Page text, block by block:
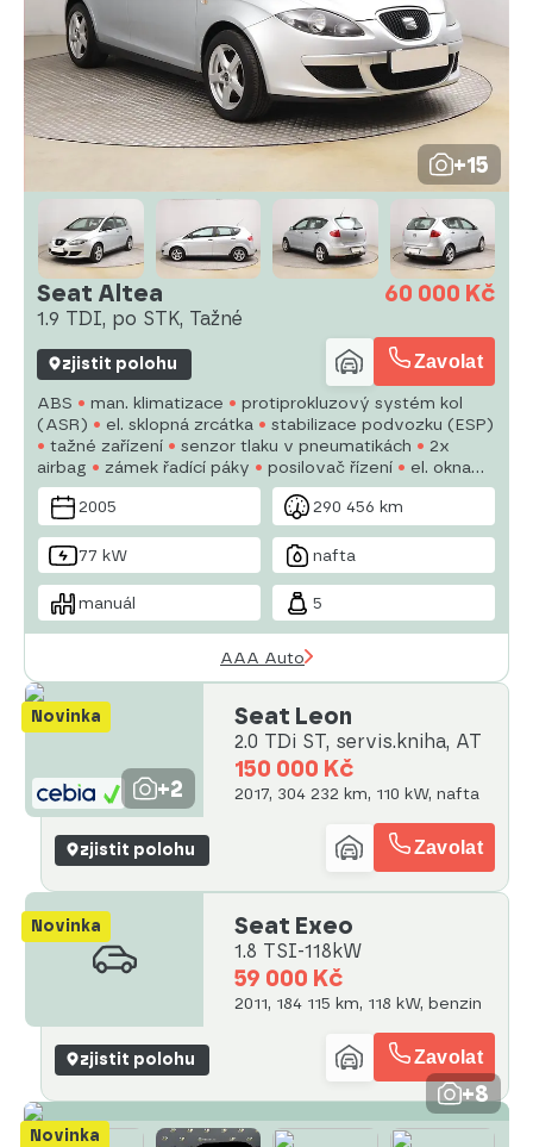
+15
Seat Altea
1.9 TDI, po STK, Tažné
60 000 Kč
zjistit polohu Zavolat
ABS man. klimatizace
protiprokluzový systém kol
(ASR)
el. sklopná zrcátka
stabilizace podvozku (ESP)
tažné zařízení
senzor tlaku v pneumatikách
2x
airbag
zámek řadící páky posilovač řízení
el. okna
autorádio
manuální převodovka
2005
290 456 km
77 kW nafta
manuál 5
AAA Auto
Novinka
+2
Seat Leon
2.0 TDi ST, servis.kniha, AT
150 000 Kč
2017, 304 232 km, 110 kW, nafta
zjistit polohu Zavolat
Novinka Seat Exeo
1.8 TSI-118kW
59 000 Kč
2011, 184 115 km, 118 kW, benzin
zjistit polohu Zavolat
Novinka
+8